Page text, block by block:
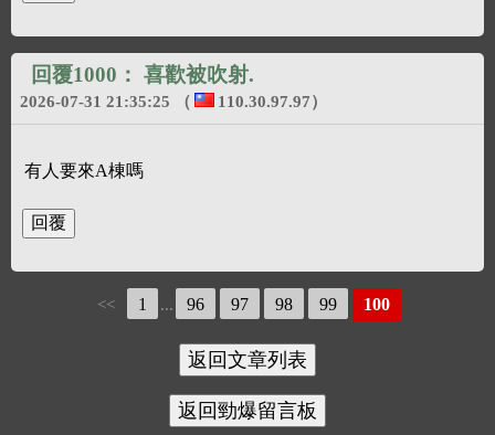
回覆1000： 喜歡被吹射.
2026-07-31 21:35:25 （ 110.30.97.97）
有人要來A棟嗎
<< 1 ... 96 97 98 99 100